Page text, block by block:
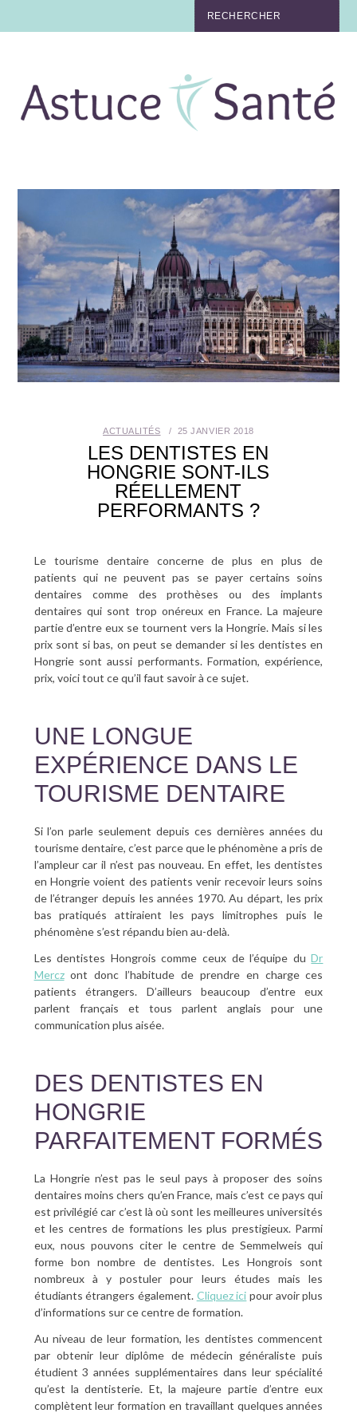
TABAC
MÉDECINE
MÉDECINE DOUCE
BIEN-ÊTRE
SANTÉ BUCCO-DENTAIRE
ACTUALITÉS 25 JANVIER 2018
LES DENTISTES EN
HONGRIE SONT-ILS
RÉELLEMENT
PERFORMANTS ?
Le tourisme dentaire concerne de plus en plus de
patients qui ne peuvent pas se payer certains soins
dentaires comme des prothèses ou des implants
dentaires qui sont trop onéreux en France. La majeure
partie d’entre eux se tournent vers la Hongrie. Mais si les
prix sont si bas, on peut se demander si les dentistes en
Hongrie sont aussi performants. Formation, expérience,
prix, voici tout ce qu’il faut savoir à ce sujet.
UNE LONGUE
EXPÉRIENCE DANS LE
TOURISME DENTAIRE
Si l’on parle seulement depuis ces dernières années du
tourisme dentaire, c’est parce que le phénomène a pris de
l’ampleur car il n’est pas nouveau. En effet, les dentistes
en Hongrie voient des patients venir recevoir leurs soins
de l’étranger depuis les années 1970. Au départ, les prix
bas pratiqués attiraient les pays limitrophes puis le
phénomène s’est répandu bien au-delà.
Les dentistes Hongrois comme ceux de l’équipe duDr
Merczont donc l’habitude de prendre en charge ces
patients étrangers. D’ailleurs beaucoup d’entre eux
parlent français et tous parlent anglais pour une
communication plus aisée.
DES DENTISTES EN
HONGRIE
PARFAITEMENT FORMÉS
La Hongrie n’est pas le seul pays à proposer des soins
dentaires moins chers qu’en France, mais c’est ce pays qui
est privilégié car c’est là où sont les meilleures universités
et les centres de formations les plus prestigieux. Parmi
eux, nous pouvons citer le centre de Semmelweis qui
forme bon nombre de dentistes. Les Hongrois sont
nombreux à y postuler pour leurs études mais les
étudiants étrangers également. Cliquez ici pour avoir plus
d’informations sur ce centre de formation.
Au niveau de leur formation, les dentistes commencent
par obtenir leur diplôme de médecin généraliste puis
étudient 3 années supplémentaires dans leur spécialité
qu’est la dentisterie. Et, la majeure partie d’entre eux
complètent leur formation en travaillant quelques années